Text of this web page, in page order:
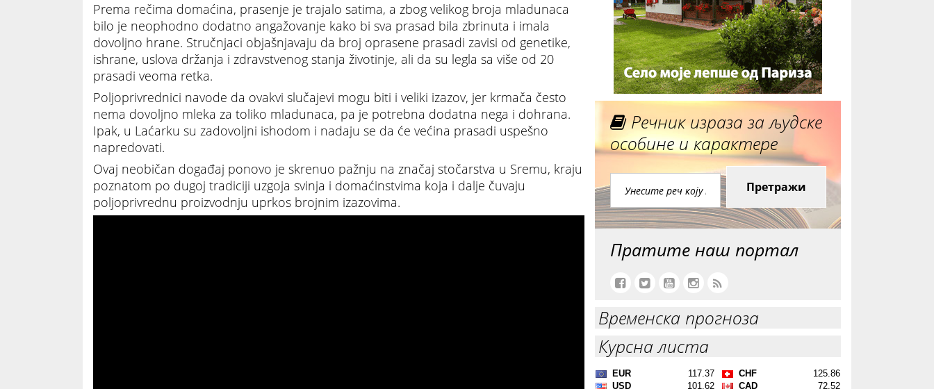
Prema rečima domaćina, prasenje je trajalo satima, a zbog velikog broja mladunaca
bilo je neophodno dodatno angažovanje kako bi sva prasad bila zbrinuta i imala
dovoljno hrane. Stručnjaci objašnjavaju da broj oprasene prasadi zavisi od genetike,
ishrane, uslova držanja i zdravstvenog stanja životinje, ali da su legla sa više od 20
prasadi veoma retka.
Poljoprivrednici navode da ovakvi slučajevi mogu biti i veliki izazov, jer krmača često
nema dovoljno mleka za toliko mladunaca, pa je potrebna dodatna nega i dohrana.
Ipak, u Laćarku su zadovoljni ishodom i nadaju se da će većina prasadi uspešno
napredovati.
Ovaj neobičan događaj ponovo je skrenuo pažnju na značaj stočarstva u Sremu, kraju
poznatom po dugoj tradiciji uzgoja svinja i domaćinstvima koja i dalje čuvaju
poljoprivrednu proizvodnju uprkos brojnim izazovima.
Речник израза за људске
особине и карактере
Претражи
Пратите наш портал
Временска прогноза
Курсна листа